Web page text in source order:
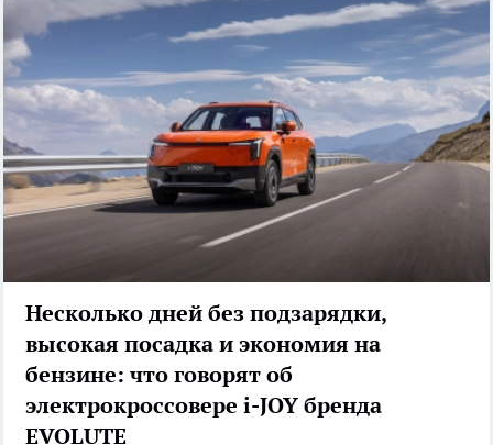
Несколько дней без подзарядки,
высокая посадка и экономия на
бензине: что говорят об
электрокроссовере i-JOY бренда
EVOLUTE